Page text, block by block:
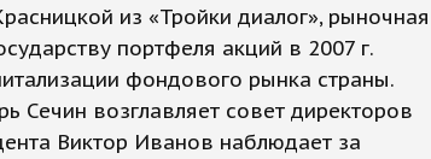
из «Тройки диалог», рыночная
портфеля акций в 2007 г.
фондового рынка страны.
Сечин возглавляет совет директоров
Виктор Иванов наблюдает за